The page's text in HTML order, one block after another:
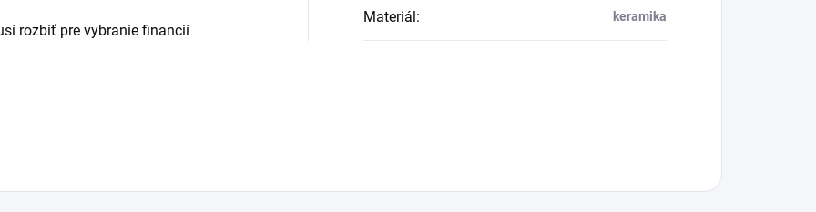
rozbiť pre vybranie financií
Materiál : keramika